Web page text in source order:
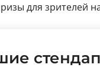
для зрителей